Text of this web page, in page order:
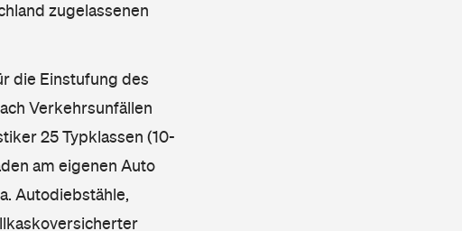
zugelassenen
die Einstufung des
Verkehrsunfällen
25 Typklassen (10-
am eigenen Auto
Autodiebstähle,